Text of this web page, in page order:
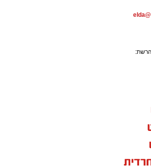
שעמד בסימן "הפעם את המרכז",
גור ברחוב רבי טרפון בעיר,
שילוב מרתק של תוכן רפואי
על הבריאות וחוויה
הרשת: